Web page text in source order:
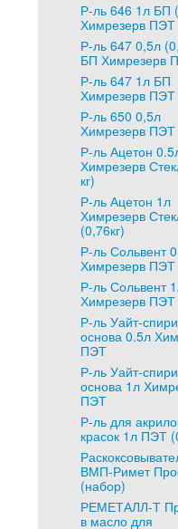
Р-ль 646 1л БП
Химрезерв ПЭТ
Р-ль 647 0,5л
БП Химрезерв
Р-ль 647 1л БП
Химрезерв ПЭТ
Р-ль 650 0,5л
Химрезерв ПЭТ
Р-ль Ацетон
Химрезерв
кг)
Р-ль Ацетон 1л
Химрезерв
(0,76кг)
Р-ль Сольвент
Химрезерв ПЭТ
Р-ль Сольвент
Химрезерв ПЭТ
Р-ль Уайт-
основа 0.5л
ПЭТ
Р-ль Уайт-
основа 1л
ПЭТ
Р-ль для
красок 1л ПЭТ
ВМП-Римет
(набор)
РЕМЕТАЛЛ-Т
в масло для